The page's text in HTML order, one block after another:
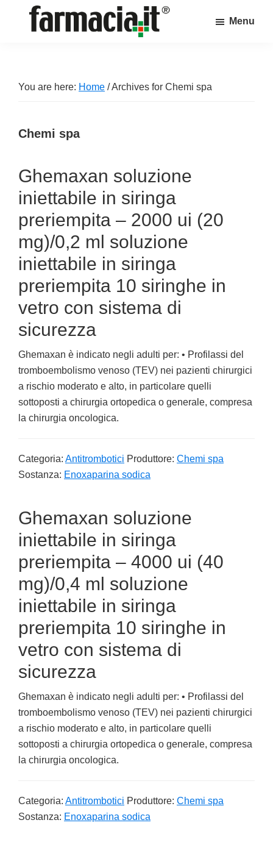
sul
farmacia
Menu
You are here: Home /Archives for Chemi spa
Chemi spa
Ghemaxan soluzione
iniettabile in siringa
preriempita – 2000 ui (20
mg)/0,2 ml soluzione
iniettabile in siringa
preriempita 10 siringhe in
vetro con sistema di
sicurezza
Ghemaxan è indicato negli adulti per: • Profilassi del
tromboembolismo venoso (TEV) nei pazienti chirurgici
a rischio moderato e alto, in particolare quelli
sottoposti a chirurgia ortopedica o generale, compresa
la chirurgia oncologica.
Categoria: Antitrombotici Produttore: Chemi spa
Sostanza: Enoxaparina sodica
Ghemaxan soluzione
iniettabile in siringa
preriempita – 4000 ui (40
mg)/0,4 ml soluzione
iniettabile in siringa
preriempita 10 siringhe in
vetro con sistema di
sicurezza
Ghemaxan è indicato negli adulti per: • Profilassi del
tromboembolismo venoso (TEV) nei pazienti chirurgici
a rischio moderato e alto, in particolare quelli
sottoposti a chirurgia ortopedica o generale, compresa
la chirurgia oncologica.
Categoria: Antitrombotici Produttore: Chemi spa
Sostanza: Enoxaparina sodica